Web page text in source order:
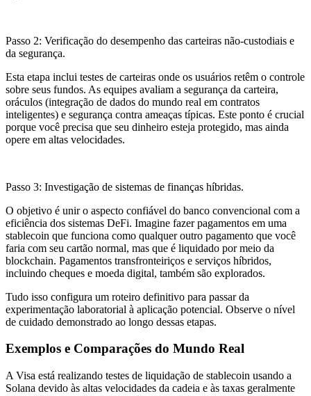
Passo 2: Verificação do desempenho das carteiras não-custodiais e
da segurança.
Esta etapa inclui testes de carteiras onde os usuários retêm o controle
sobre seus fundos. As equipes avaliam a segurança da carteira,
oráculos (integração de dados do mundo real em contratos
inteligentes) e segurança contra ameaças típicas. Este ponto é crucial
porque você precisa que seu dinheiro esteja protegido, mas ainda
opere em altas velocidades.
Passo 3: Investigação de sistemas de finanças híbridas.
O objetivo é unir o aspecto confiável do banco convencional com a
eficiência dos sistemas DeFi. Imagine fazer pagamentos em uma
stablecoin que funciona como qualquer outro pagamento que você
faria com seu cartão normal, mas que é liquidado por meio da
blockchain. Pagamentos transfronteiriços e serviços híbridos,
incluindo cheques e moeda digital, também são explorados.
Tudo isso configura um roteiro definitivo para passar da
experimentação laboratorial à aplicação potencial. Observe o nível
de cuidado demonstrado ao longo dessas etapas.
Exemplos e Comparações do Mundo Real
A Visa está realizando testes de liquidação de stablecoin usando a
Solana devido às altas velocidades da cadeia e às taxas geralmente